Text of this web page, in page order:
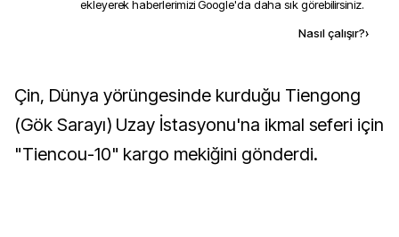
ekleyerek haberlerimizi Google'da daha sık görebilirsiniz.
Nasıl çalışır?›
Çin, Dünya yörüngesinde kurduğu Tiengong
(Gök Sarayı) Uzay İstasyonu'na ikmal seferi için
"Tiencou-10" kargo mekiğini gönderdi.